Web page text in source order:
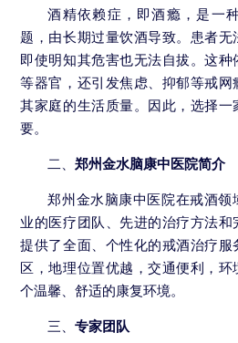
酒精依赖症，即酒瘾，是一
题，由长期过量饮酒导致。患者无
即使明知其危害也无法自拔。这
等器官，还引发焦虑、抑郁等戒网
其家庭的生活质量。因此，选择
要。
二、郑州金水脑康中医院简介
郑州金水脑康中医院在戒酒
业的医疗团队、先进的治疗方法
提供了全面、个性化的戒酒治疗
区，地理位置优越，交通便利，
个温馨、舒适的康复环境。
三、专家团队